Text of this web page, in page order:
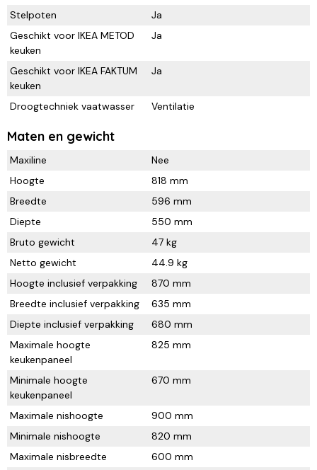
Stelpoten
Ja
Geschikt voor IKEA METOD
keuken
Ja
Geschikt voor IKEA FAKTUM
keuken
Ja
Droogtechniek vaatwasser Ventilatie
Maten en gewicht
Maxiline
Nee
Hoogte
818 mm
Breedte
596 mm
Diepte
550 mm
Bruto gewicht
47 kg
Netto gewicht
44.9 kg
Hoogte inclusief verpakking
870 mm
Breedte inclusief verpakking
635 mm
Diepte inclusief verpakking
680 mm
Maximale hoogte
keukenpaneel
825 mm
Minimale hoogte
keukenpaneel
670 mm
Maximale nishoogte
900 mm
Minimale nishoogte
820 mm
Maximale nisbreedte
600 mm